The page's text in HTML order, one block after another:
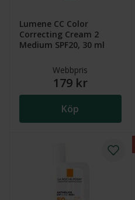
Lumene CC Color
Correcting Cream 2
Medium SPF20, 30 ml
Webbpris
179 kr
Köp